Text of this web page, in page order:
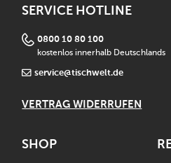
SERVICE HOTLINE
0800 10 80 100
kostenlos innerhalb Deutschlands
service@tischwelt.de
VERTRAG WIDERRUFEN
SHOP